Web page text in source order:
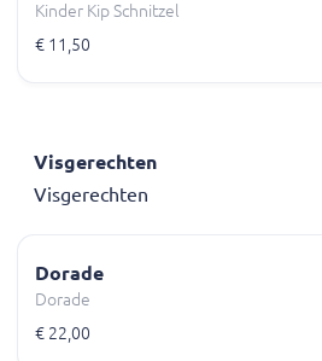
Kinder Kip Schnitzel
€ 11,50
Visgerechten
Visgerechten
Dorade
Dorade
€ 22,00